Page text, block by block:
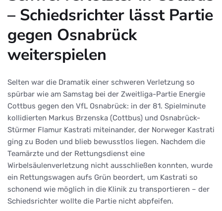
– Schiedsrichter lässt Partie
gegen Osnabrück
weiterspielen
Selten war die Dramatik einer schweren Verletzung so
spürbar wie am Samstag bei der Zweitliga-Partie Energie
Cottbus gegen den VfL Osnabrück: in der 81. Spielminute
kollidierten Markus Brzenska (Cottbus) und Osnabrück-
Stürmer Flamur Kastrati miteinander, der Norweger Kastrati
ging zu Boden und blieb bewusstlos liegen. Nachdem die
Teamärzte und der Rettungsdienst eine
Wirbelsäulenverletzung nicht ausschließen konnten, wurde
ein Rettungswagen aufs Grün beordert, um Kastrati so
schonend wie möglich in die Klinik zu transportieren – der
Schiedsrichter wollte die Partie nicht abpfeifen.